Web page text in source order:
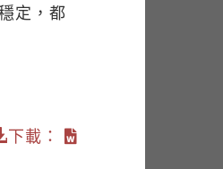
定，都
下載：